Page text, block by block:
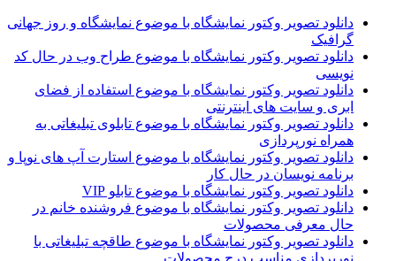
دانلود تصویر وکتور نمایشگاه با موضوع نمایشگاه و روز جهانی
گرافیک
دانلود تصویر وکتور نمایشگاه با موضوع طراح وب در حال کد
نویسی
دانلود تصویر وکتور نمایشگاه با موضوع استفاده از فضای
ابری و سایت های اینترنتی
دانلود تصویر وکتور نمایشگاه با موضوع تابلوی تبلیغاتی به
همراه نورپردازی
دانلود تصویر وکتور نمایشگاه با موضوع استارت آپ های نوپا و
برنامه نویسان در حال کار
دانلود تصویر وکتور نمایشگاه با موضوع تابلو VIP
دانلود تصویر وکتور نمایشگاه با موضوع فروشنده خانم در
حال معرفی محصولات
دانلود تصویر وکتور نمایشگاه با موضوع طاقچه تبلیغاتی با
نورپردازی مناسب درج محصولات